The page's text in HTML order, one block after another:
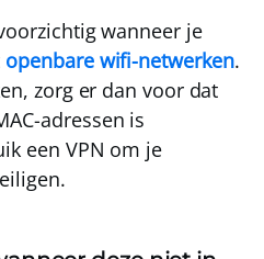
wanneer je
openbare wifi-netwerken.
zorg er dan voor dat
adressen is
een VPN om je